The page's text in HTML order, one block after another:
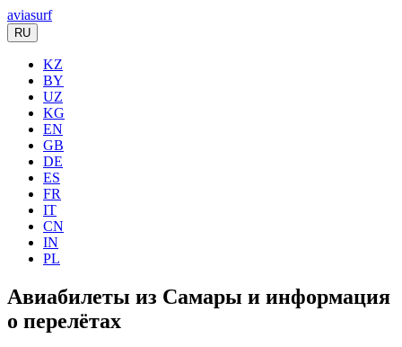
aviasurf
RU
KZ
BY
UZ
KG
EN
GB
DE
ES
FR
IT
CN
IN
PL
Авиабилеты из Самары и информация
о перелётах